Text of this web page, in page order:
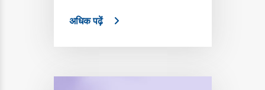
अधिक पढ़ें